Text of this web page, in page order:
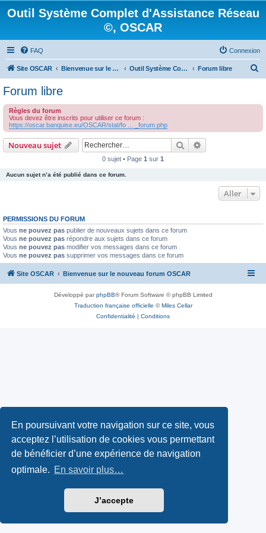
En poursuivant votre navigation sur ce site, vous
acceptez l’utilisation de cookies vous permettant
de bénéficier d’une expérience de navigation
optimale. En savoir plus…
J’accepte
Outil Système Complet d'Assistance Réseau
©, OSCAR
FAQ Connexion
Site OSCAR Bienvenue sur le nouveau forum OSCAR Outil Système Complet d'Assistance Réseau ©, OSCAR Forum libre
Forum libre
Règles du forum
Vous devez être inscrits pour utiliser ce forum :
https://oscar.banquise.eu/OSCAR/stat/fo ... _forum.php
Nouveau sujet Rechercher
0 sujet • Page 1 sur 1
Aucun sujet n’a été publié dans ce forum.
Aller
PERMISSIONS DU FORUM
Vous ne pouvez pas publier de nouveaux sujets dans ce forum
Vous ne pouvez pas répondre aux sujets dans ce forum
Vous ne pouvez pas modifier vos messages dans ce forum
Vous ne pouvez pas supprimer vos messages dans ce forum
Site OSCAR Bienvenue sur le nouveau forum OSCAR
Développé parphpBB® Forum Software © phpBB Limited
Traduction française officielle ©Miles Cellar
Confidentialité | Conditions